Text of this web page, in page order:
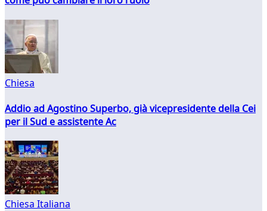
Chiesa
Addio ad Agostino Superbo, già vicepresidente della Cei
per il Sud e assistente Ac
Chiesa Italiana